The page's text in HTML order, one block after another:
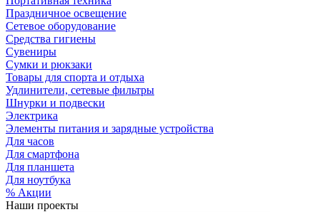
Праздничное освещение
Сетевое оборудование
Средства гигиены
Сувениры
Сумки и рюкзаки
Товары для спорта и отдыха
Удлинители, сетевые фильтры
Шнурки и подвески
Электрика
Элементы питания и зарядные устройства
Для часов
Для смартфона
Для планшета
Для ноутбука
% Акции
Наши проекты